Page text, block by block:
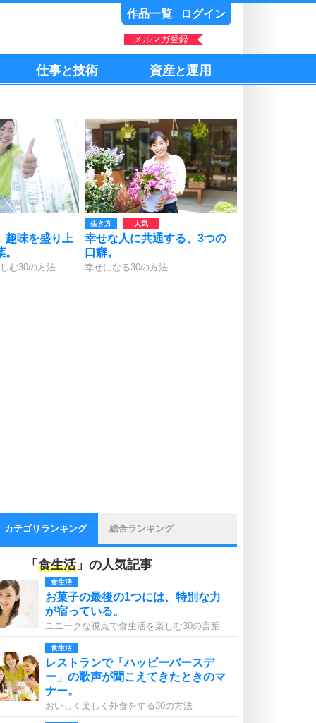
作品一覧 ログイン
メルマガ登録
仕事と技術 資産と運用
趣味を盛り上
む30の方法
生き方
幸せな人に共通する、3つの
口癖。
幸せになる30の方法
カテゴリランキング 総合ランキング
「 食生活」の人気記事
食生活
お菓子の最後の1つには、特別な力
が宿っている。
ユニークな視点で食生活を楽しむ30の言葉
食生活
レストランで「ハッピーバースデ
ー」の歌声が聞こえてきたときのマ
ナー。
おいしく楽しく外食をする30の方法